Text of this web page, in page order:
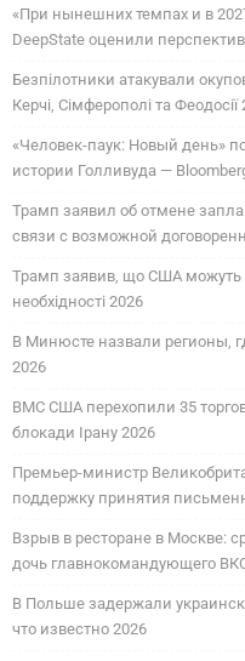
«При нынешних темпах и в
DeepState оценили
Безпілотники атакували
Керчі, Сімферополі та Феодосії
«Человек-паук: Новый день»
истории Голливуда —
Трамп заявил об отмене
связи с возможной
Трамп заявив, що США можуть
необхідності 2026
В Минюсте назвали регионы,
2026
ВМС США перехопили 35
блокади Ірану 2026
Премьер-министр
поддержку принятия
Взрыв в ресторане в Москве:
дочь главнокомандующего
В Польше задержали
что известно 2026